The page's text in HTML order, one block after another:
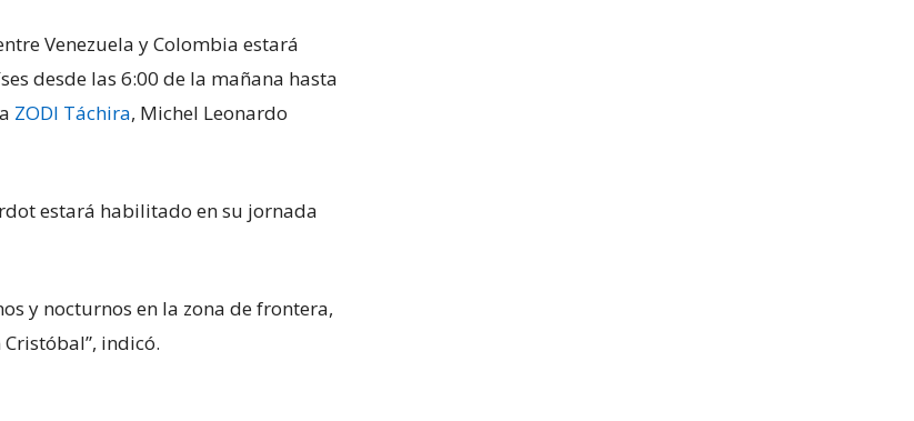
Venezuela y Colombia estará
desde las 6:00 de la mañana hasta
ZODI Táchira, Michel Leonardo
estará habilitado en su jornada
y nocturnos en la zona de frontera,
indicó.